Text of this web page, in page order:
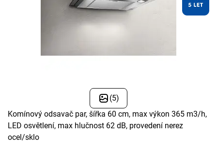
(5)
Komínový odsavač par, šířka 60 cm, max výkon 365 m3/h,
LED osvětlení, max hlučnost 62 dB, provedení nerez
ocel/sklo